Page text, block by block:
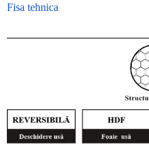
Fisa tehnica